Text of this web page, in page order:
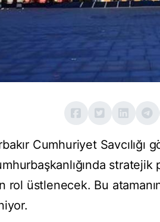
Cumhuriyet Savcılığı
rol üstlenecek. Bu